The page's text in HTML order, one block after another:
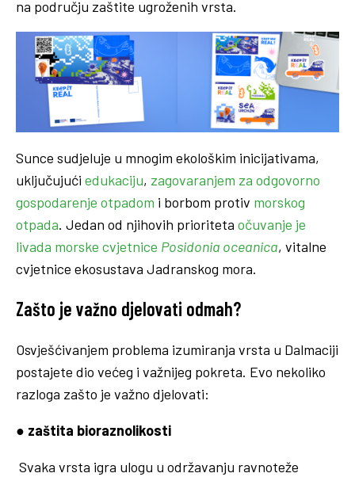
na području zaštite ugroženih vrsta.
Sunce sudjeluje u mnogim ekološkim inicijativama,
uključujući edukaciju, zagovaranjem za odgovorno
gospodarenje otpadom i borbom protiv morskog
otpada. Jedan od njihovih prioriteta očuvanje je
livada morske cvjetnice Posidonia oceanica, vitalne
cvjetnice ekosustava Jadranskog mora.
Zašto je važno djelovati odmah?
Osvješćivanjem problema izumiranja vrsta u Dalmaciji
postajete dio većeg i važnijeg pokreta. Evo nekoliko
razloga zašto je važno djelovati:
● zaštita bioraznolikosti
Svaka vrsta igra ulogu u održavanju ravnoteže